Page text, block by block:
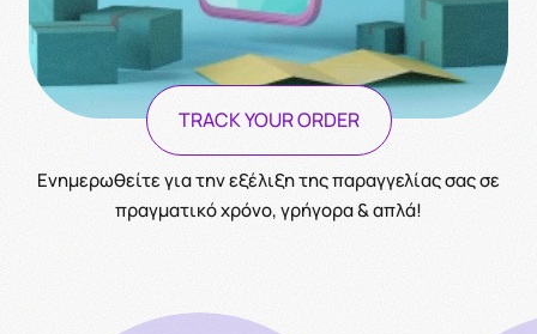
TRACK YOUR ORDER
Ενημερωθείτε για την εξέλιξη της παραγγελίας σας σε
πραγματικό χρόνο, γρήγορα & απλά!